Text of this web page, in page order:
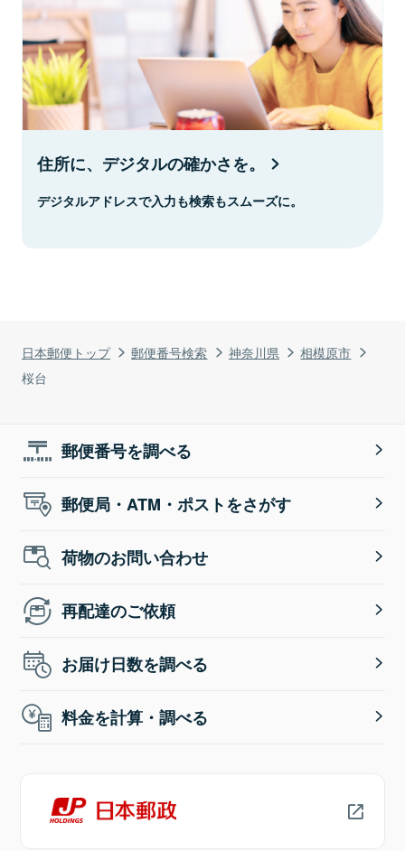
日本郵便トップ 郵便番号検索 神奈川県
相模原市
桜台
住所に、デジタルの確かさを。
デジタルアドレスで入力も検索もスムーズに。
郵便番号を調べる
郵便局・ATM・ポストをさがす
荷物のお問い合わせ
再配達のご依頼
お届け日数を調べる
料金を計算・調べる